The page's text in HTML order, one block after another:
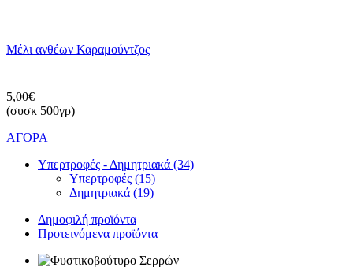
Μέλι ανθέων Καραμούντζος
5,00€
(συσκ 500γρ)
ΑΓΟΡΑ
Υπερτροφές - Δημητριακά (34)
Υπερτροφές (15)
Δημητριακά (19)
Δημοφιλή προϊόντα
Προτεινόμενα προϊόντα